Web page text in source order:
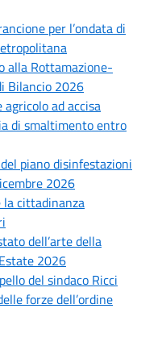
per l’ondata di
alla Rottamazione-
Bilancio 2026
ad accisa
di smaltimento entro
piano disinfestazioni
2026
la cittadinanza
dell’arte della
2026
del sindaco Ricci
forze dell’ordine